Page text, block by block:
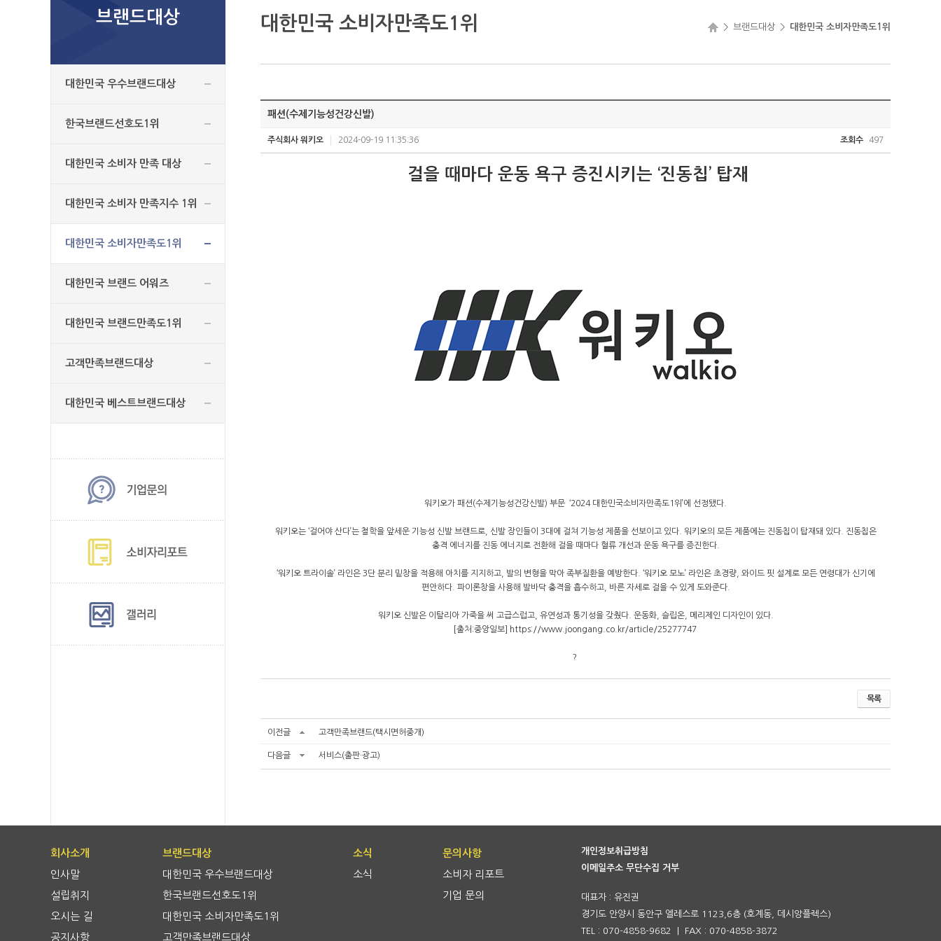
브랜드대상
대한민국 우수브랜드대상
한국브랜드선호도1위
대한민국 소비자 만족 대상
대한민국 소비자 만족지수 1위
대한민국 소비자만족도1위
대한민국 브랜드 어워즈
대한민국 브랜드만족도1위
고객만족브랜드대상
대한민국 베스트브랜드대상
대한민국 소비자만족도1위 > 브랜드대상 > 대한민국 소비자만족도1위
패션(수제기능성건강신발)
주식회사 워키오 2024-09-19 11:35:36 조회수 497
걸을 때마다 운동 욕구 증진시키는 ‘진동칩’ 탑재
워키오가 패션(수제기능성건강신발) 부문 ‘2024 대한민국소비자만족도1위’에 선정됐다.
워키오는 ‘걸어야 산다’는 철학을 앞세운 기능성 신발 브랜드로, 신발 장인들이 3대에 걸쳐 기능성 제품을 선보이고 있다. 워키오의 모든 제품에는 진동칩이 탑재돼 있다. 진동칩은
충격 에너지를 진동 에너지로 전환해 걸을 때마다 혈류 개선과 운동 욕구를 증진한다.
‘워키오 트라이솔’ 라인은 3단 분리 밑창을 적용해 아치를 지지하고, 발의 변형을 막아 족부질환을 예방한다. ‘워키오 모노’ 라인은 초경량, 와이드 핏 설계로 모든 연령대가 신기에
편안하다. 파이론창을 사용해 발바닥 충격을 흡수하고, 바른 자세로 걸을 수 있게 도와준다.
워키오 신발은 이탈리아 가죽을 써 고급스럽고, 유연성과 통기성을 갖췄다. 운동화, 슬립온, 메리제인 디자인이 있다.
[출처:중앙일보] https://www.joongang.co.kr/article/25277747
?
목록
이전글 고객만족브랜드(택시면허중개)
다음글 서비스(출판·광고)
회사소개
인사말
설립취지
오시는 길
공지사항
브랜드대상
대한민국 우수브랜드대상
한국브랜드선호도1위
대한민국 소비자만족도1위
고객만족브랜드대상
소식
소식
문의사항
소비자 리포트
기업 문의
개인정보취급방침
이메일주소 무단수집 거부
대표자 : 유진권
경기도 안양시 동안구 엘레스로 1123,6층 (호계동, 데시앙플렉스)
TEL : 070-4858-9682 | FAX : 070-4858-3872